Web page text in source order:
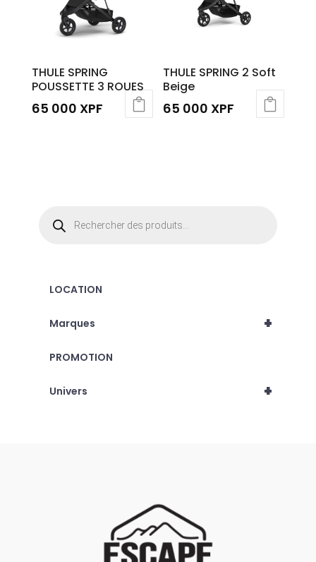
THULE SPRING
POUSSETTE 3 ROUES
65 000 XPF
options
choisies
produit
THULE SPRING 2 Soft
Beige
65 000 XPF
produits
LOCATION
+
Marques
PROMOTION
+
Univers